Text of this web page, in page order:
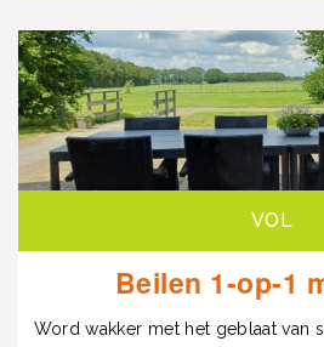
VOL
Beilen 1-op-1
Word wakker met het geblaat van